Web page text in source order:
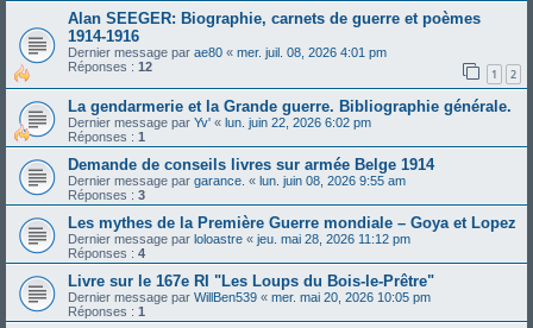
Alan SEEGER: Biographie, carnets de guerre et poèmes
1914-1916
Dernier message par ae80 « mer. juil. 08, 2026 4:01 pm
Réponses : 12 1 2
La gendarmerie et la Grande guerre. Bibliographie générale.
Dernier message par Yv' « lun. juin 22, 2026 6:02 pm
Réponses : 1
Demande de conseils livres sur armée Belge 1914
Dernier message par garance. « lun. juin 08, 2026 9:55 am
Réponses : 3
Les mythes de la Première Guerre mondiale – Goya et Lopez
Dernier message par loloastre « jeu. mai 28, 2026 11:12 pm
Réponses : 4
Livre sur le 167e RI "Les Loups du Bois-le-Prêtre"
Dernier message par WillBen539 « mer. mai 20, 2026 10:05 pm
Réponses : 1